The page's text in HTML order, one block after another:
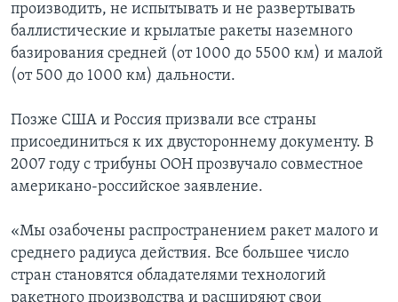
производить, не испытывать и не развертывать
баллистические и крылатые ракеты наземного
базирования средней (от 1000 до 5500 км) и малой
(от 500 до 1000 км) дальности.
Позже США и Россия призвали все страны
присоединиться к их двустороннему документу. В
2007 году с трибуны ООН прозвучало совместное
американо-российское заявление.
«Мы озабочены распространением ракет малого и
среднего радиуса действия. Все большее число
стран становятся обладателями технологий
ракетного производства и расширяют свои